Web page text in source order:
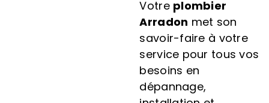
Votre plombier
Arradon met son
savoir-faire à votre
service pour tous vos
besoins en
dépannage,